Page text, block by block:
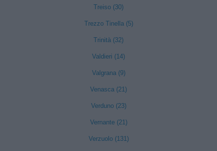
Treiso (30)
Trezzo Tinella (5)
Trinità (32)
Valdieri (14)
Valgrana (9)
Venasca (21)
Verduno (23)
Vernante (21)
Verzuolo (131)